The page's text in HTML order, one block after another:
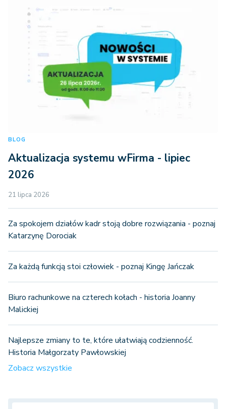
BLOG
Aktualizacja systemu wFirma - lipiec
2026
21 lipca 2026
Za spokojem działów kadr stoją dobre rozwiązania - poznaj
Katarzynę Dorociak
Za każdą funkcją stoi człowiek - poznaj Kingę Jańczak
Biuro rachunkowe na czterech kołach - historia Joanny
Malickiej
Najlepsze zmiany to te, które ułatwiają codzienność.
Historia Małgorzaty Pawłowskiej
Zobacz wszystkie